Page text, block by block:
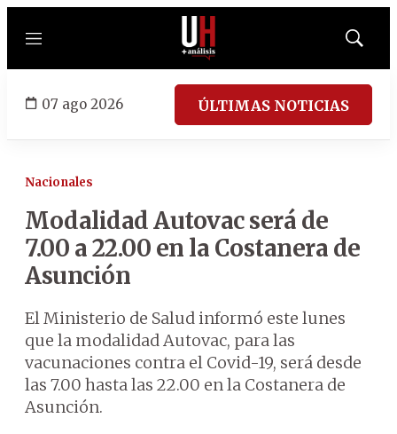
Menú
Mostrar
07 ago 2026 ÚLTIMAS NOTICIAS
Nacionales
Modalidad Autovac será de
7.00 a 22.00 en la Costanera de
Asunción
El Ministerio de Salud informó este lunes
que la modalidad Autovac, para las
vacunaciones contra el Covid-19, será desde
las 7.00 hasta las 22.00 en la Costanera de
Asunción.